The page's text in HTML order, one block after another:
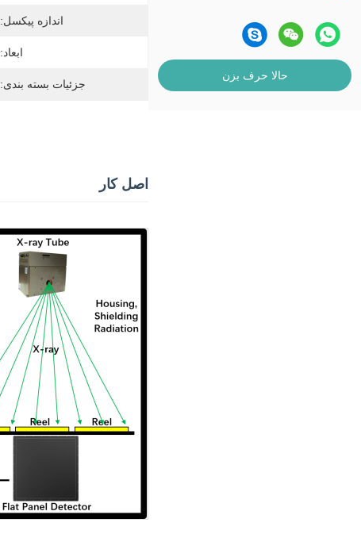
حالا حرف بزن
اندازه پیکسل:
ابعاد:
جزئیات بسته بندی:
اصل کار